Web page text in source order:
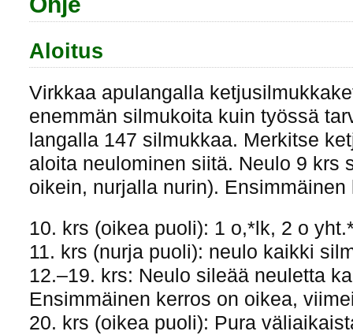
Aloitus
Virkkaa apulangalla
enemmän silmukoita kuin työssä
langalla 147 silmukkaa. Merkitse
aloita neulominen siitä. Neulo 9 krs
oikein, nurjalla nurin). Ensimmäinen
10. krs (oikea puoli): 1 o,*lk, 2 o
11. krs (nurja puoli): neulo kaikki
12.–19. krs: Neulo sileää neuletta
Ensimmäinen kerros on oikea,
20. krs (oikea puoli): Pura